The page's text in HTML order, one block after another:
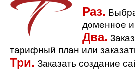
Раз.
доменное
Два.
тарифный план или
Три. Заказать создание